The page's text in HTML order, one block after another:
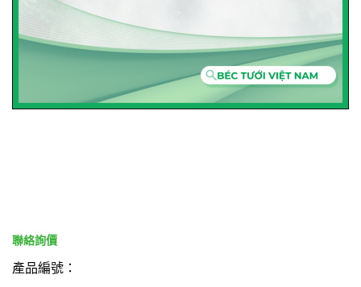
產品編號：